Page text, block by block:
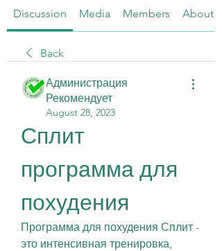
Discussion Media Members About
Back
Администрация
Рекомендует
August 28, 2023
Сплит
программа для
похудения
Программа для похудения Сплит -
это интенсивная тренировка,